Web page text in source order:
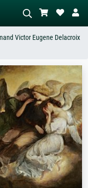
Sie die Szene – z.B. Grüne
Abstrakt mit viel Rot, Dunkles
Stehender Akt neben einem
Baum.
Victor Eugene Delacroix